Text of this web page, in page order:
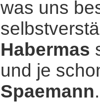
was uns
Habermas
und je
Spaemann.